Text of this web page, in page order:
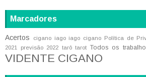
Marcadores
Acertos cigano iago iago cigano Política de
2021
previsão 2022 tarô tarot Todos os
VIDENTE CIGANO